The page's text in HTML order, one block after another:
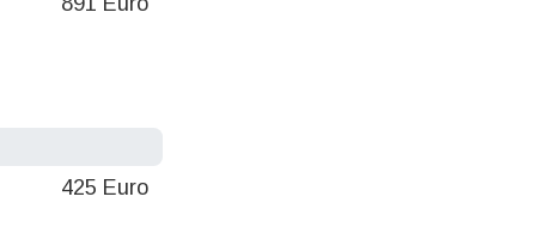
425 Euro